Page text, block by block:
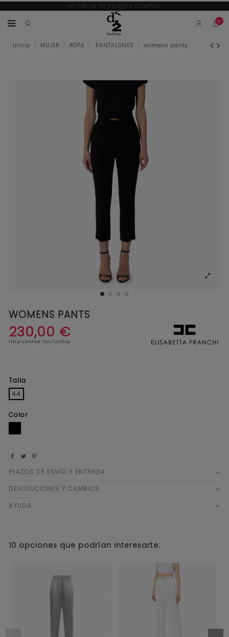
0
Inicio MUJER ROPA PANTALONES womens pants
WOMENS PANTS
230,00 €
Impuestos incluidos
Talla
44
Color
PLAZOS DE ENVÍO Y ENTREGA
DEVOLUCIONES Y CAMBIOS
AYUDA
10 opciones que podrían interesarte: